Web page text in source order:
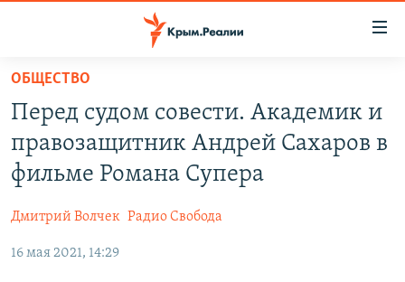
Вернуться
основному
содержанию
Вернутся
главной
навигации
Вернутся
СПЕЦПРОЕКТЫ
11 ЛЕТ ОККУПАЦИИ КРЫМА. 11 ИСТОРИЙ СОПРОТИВЛЕНИЯ
ВОДА
ЕЩЕ
ИНТЕРАКТИВ
РАДІО СВОБОДА
ОБЩЕСТВО
Перед судом совести. Академик и
правозащитник Андрей Сахаров в
фильме Романа Супера
Дмитрий Волчек Радио Свобода
16 мая 2021, 14:29